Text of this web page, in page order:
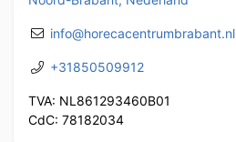
info@horecacentrumbrabant.nl
+31850509912
TVA: NL861293460B01
CdC: 78182034